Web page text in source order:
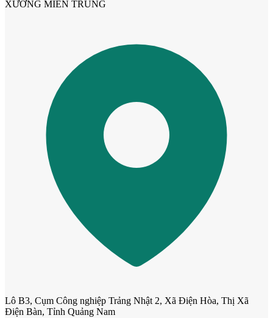
Cửa gỗ An Cường
XƯỞNG MIỀN TRUNG
Lô B3, Cụm Công nghiệp Trảng Nhật 2, Xã Điện Hòa, Thị Xã
Điện Bàn, Tỉnh Quảng Nam